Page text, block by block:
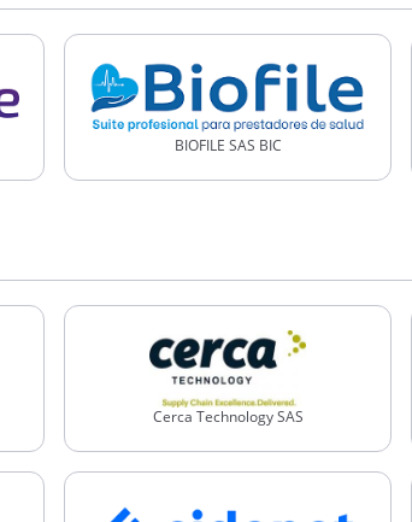
BIOFILE SAS BIC
Cerca Technology SAS